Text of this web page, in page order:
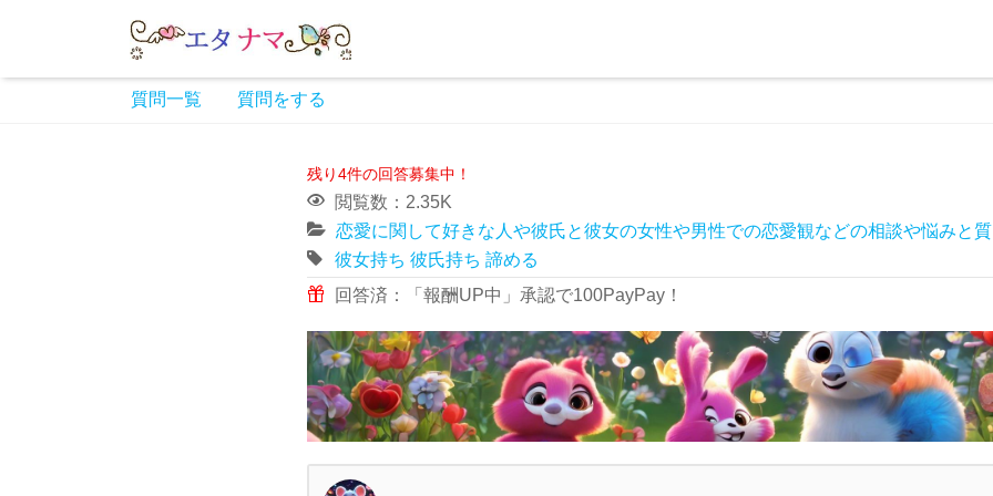
質問一覧 質問をする
残り4件の回答募集中！
閲覧数：2.35K
恋愛に関して好きな人や彼氏と彼女の女性や男性での恋愛観などの相談や悩みと
彼女持ち 彼氏持ち 諦める
回答済：「報酬UP中」承認で100PayPay！